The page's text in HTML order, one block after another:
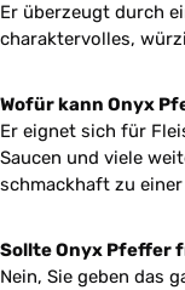
Er überzeugt durch
charaktervolles,
Wofür kann Onyx
Er eignet sich für
Saucen und viele
schmackhaft zu
Sollte Onyx Pfeffer
Nein, Sie geben das